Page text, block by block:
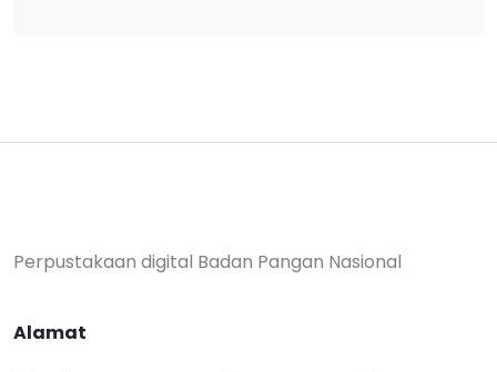
Perpustakaan digital Badan Pangan Nasional
Alamat